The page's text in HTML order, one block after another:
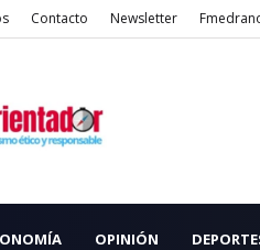
Contacto Newsletter
OPINIÓN